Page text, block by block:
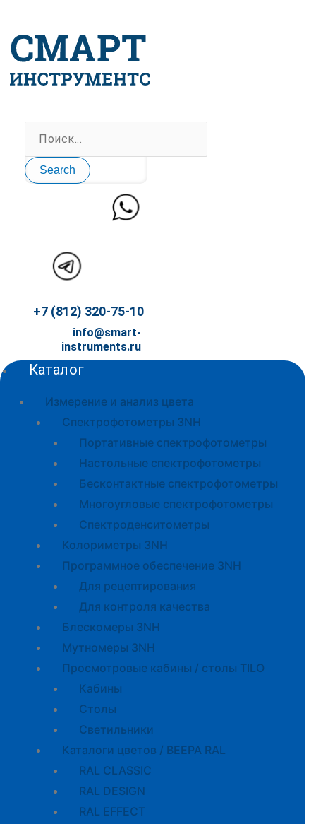
Search
+7 (812) 320-75-10
info@smart-
instruments.ru
Каталог
Измерение и анализ цвета
Спектрофотометры 3NH
Портативные спектрофотометры
Настольные спектрофотометры
Бесконтактные спектрофотометры
Многоугловые спектрофотометры
Спектроденситометры
Колориметры 3NH
Программное обеспечение 3NH
Для рецептирования
Для контроля качества
Блескомеры 3NH
Мутномеры 3NH
Просмотровые кабины / столы TILO
Кабины
Cтолы
Светильники
Каталоги цветов / BEEPA RAL
RAL CLASSIC
RAL DESIGN
RAL EFFECT